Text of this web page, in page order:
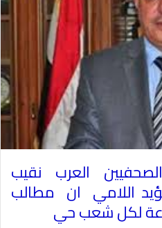
العرب نقيب
اللامي ان مطالب
لكل شعب حي